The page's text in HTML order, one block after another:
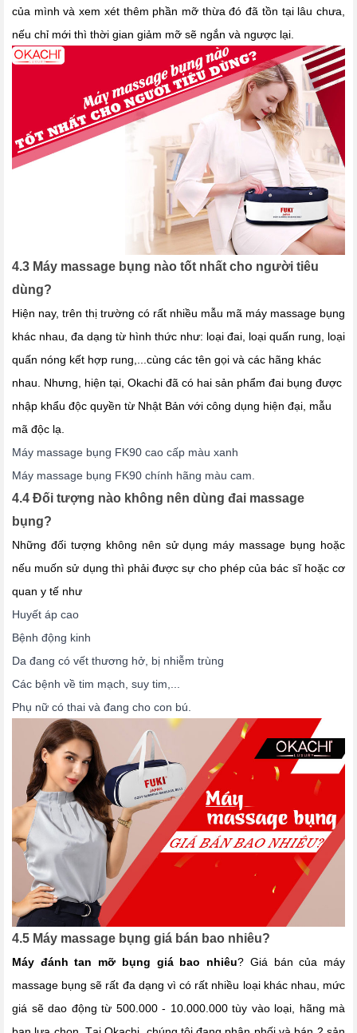
của mình và xem xét thêm phần mỡ thừa đó đã tồn tại lâu chưa,
nếu chỉ mới thì thời gian giảm mỡ sẽ ngắn và ngược lại.
4.3 Máy massage bụng nào tốt nhất cho người tiêu
dùng?
Hiện nay, trên thị trường có rất nhiều mẫu mã máy massage bụng
khác nhau, đa dạng từ hình thức như: loại đai, loại quấn rung, loại
quấn nóng kết hợp rung,...cùng các tên gọi và các hãng khác
nhau. Nhưng, hiện tại, Okachi đã có hai sản phẩm đai bụng được
nhập khẩu độc quyền từ Nhật Bản với công dụng hiện đại, mẫu
mã độc lạ.
Máy massage bụng FK90 cao cấp màu xanh
Máy massage bụng FK90 chính hãng màu cam.
4.4 Đối tượng nào không nên dùng đai massage
bụng?
Những đối tượng không nên sử dụng máy massage bụng hoặc
nếu muốn sử dụng thì phải được sự cho phép của bác sĩ hoặc cơ
quan y tế như
Huyết áp cao
Bệnh động kinh
Da đang có vết thương hở, bị nhiễm trùng
Các bệnh về tim mạch, suy tim,...
Phụ nữ có thai và đang cho con bú.
4.5 Máy massage bụng giá bán bao nhiêu?
Máy đánh tan mỡ bụng giá bao nhiêu? Giá bán của máy
massage bụng sẽ rất đa dạng vì có rất nhiều loại khác nhau, mức
giá sẽ dao động từ 500.000 - 10.000.000 tùy vào loại, hãng mà